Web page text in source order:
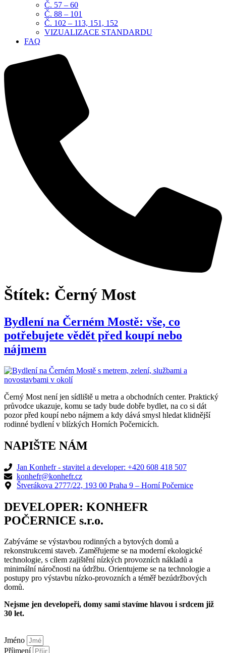
Č. 57 – 60
Č. 88 – 101
Č. 102 – 113, 151, 152
VIZUALIZACE STANDARDU
FAQ
Štítek: Černý Most
Bydlení na Černém Mostě: vše, co
potřebujete vědět před koupí nebo
nájmem
Černý Most není jen sídliště u metra a obchodních center. Praktický
průvodce ukazuje, komu se tady bude dobře bydlet, na co si dát
pozor před koupí nebo nájmem a kdy dává smysl hledat klidnější
rodinné bydlení v blízkých Horních Počernicích.
NAPIŠTE NÁM
Jan Konhefr - stavitel a developer: +420 608 418 507
konhefr@konhefr.cz
Štverákova 2777/22, 193 00 Praha 9 – Horní Počernice
DEVELOPER: KONHEFR
POČERNICE s.r.o.
Zabýváme se výstavbou rodinných a bytových domů a
rekonstrukcemi staveb. Zaměřujeme se na moderní ekologické
technologie, s cílem zajištění nízkých provozních nákladů a
minimální náročnosti na údržbu. Orientujeme se na technologie a
postupy pro výstavbu nízko-provozních a téměř bezúdržbových
domů.
Nejsme jen developeři, domy sami stavíme hlavou i srdcem již
30 let.
Jméno
Příjmení